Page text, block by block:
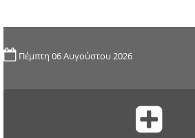
Πέμπτη 06 Αυγούστου 2026